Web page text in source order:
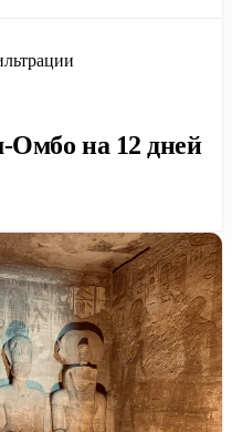
на 12 дней